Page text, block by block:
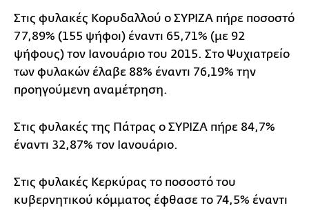
Στις φυλακές Κορυδαλλού ο ΣΥΡΙΖΑ πήρε ποσοστό
77,89% (155 ψήφοι) έναντι 65,71% (με 92
ψήφους) τον Ιανουάριο του 2015. Στο Ψυχιατρείο
των φυλακών έλαβε 88% έναντι 76,19% την
προηγούμενη αναμέτρηση.
Στις φυλακές της Πάτρας ο ΣΥΡΙΖΑ πήρε 84,7%
έναντι 32,87% τον Ιανουάριο.
Στις φυλακές Κερκύρας το ποσοστό του
κυβερνητικού κόμματος έφθασε το 74,5% έναντι